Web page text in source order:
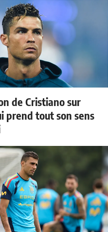
de Cristiano sur
prend tout son sens